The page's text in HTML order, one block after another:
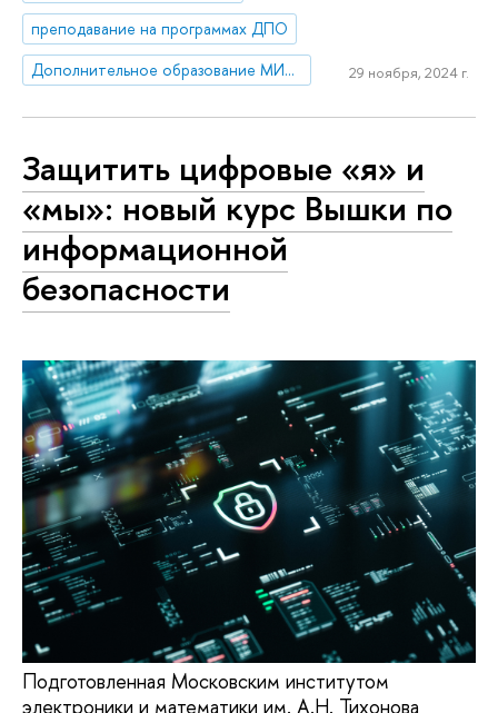
преподавание на программах ДПО
Дополнительное образование МИЭМ НИУ ВШЭ
29 ноября, 2024 г.
Защитить цифровые «я» и
«мы»: новый курс Вышки по
информационной
безопасности
Подготовленная Московским институтом
электроники и математики им. А.Н. Тихонова